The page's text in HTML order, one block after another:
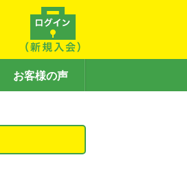
お客様の声